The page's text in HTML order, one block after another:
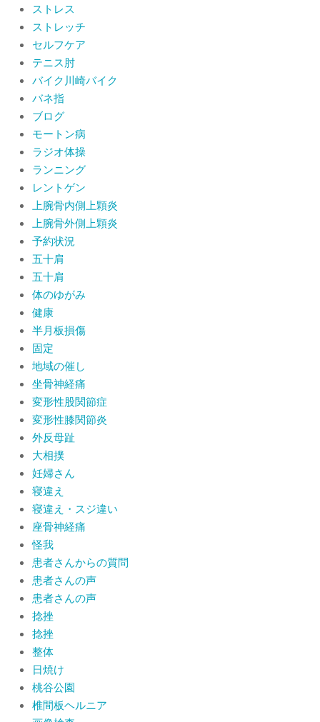
ストレス
ストレッチ
セルフケア
テニス肘
バイク川崎バイク
バネ指
ブログ
モートン病
ラジオ体操
ランニング
レントゲン
上腕骨内側上顆炎
上腕骨外側上顆炎
予約状況
五十肩
五十肩
体のゆがみ
健康
半月板損傷
固定
地域の催し
坐骨神経痛
変形性股関節症
変形性膝関節炎
外反母趾
大相撲
妊婦さん
寝違え
寝違え・スジ違い
座骨神経痛
怪我
患者さんからの質問
患者さんの声
患者さんの声
捻挫
捻挫
整体
日焼け
桃谷公園
椎間板ヘルニア